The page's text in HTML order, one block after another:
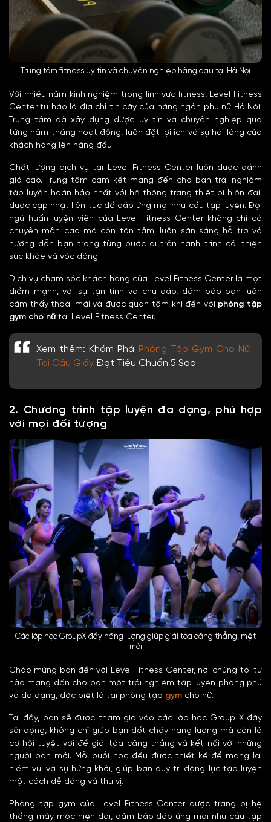
Trung tâm fitness uy tín và chuyên nghiệp hàng đầu tại Hà Nội
Với nhiều năm kinh nghiệm trong lĩnh vực fitness, Level Fitness
Center tự hào là địa chỉ tin cậy của hàng ngàn phụ nữ Hà Nội.
Trung tâm đã xây dựng được uy tín và chuyên nghiệp qua
từng năm tháng hoạt động, luôn đặt lợi ích và sự hài lòng của
khách hàng lên hàng đầu.
Chất lượng dịch vụ tại Level Fitness Center luôn được đánh
giá cao. Trung tâm cam kết mang đến cho bạn trải nghiệm
tập luyện hoàn hảo nhất với hệ thống trang thiết bị hiện đại,
được cập nhật liên tục để đáp ứng mọi nhu cầu tập luyện. Đội
ngũ huấn luyện viên của Level Fitness Center không chỉ có
chuyên môn cao mà còn tận tâm, luôn sẵn sàng hỗ trợ và
hướng dẫn bạn trong từng bước đi trên hành trình cải thiện
sức khỏe và vóc dáng.
Dịch vụ chăm sóc khách hàng của Level Fitness Center là một
điểm mạnh, với sự tận tình và chu đáo, đảm bảo bạn luôn
cảm thấy thoải mái và được quan tâm khi đến với phòng tập
gym cho nữtại Level Fitness Center.
Xem thêm: Khám Phá Phòng Tập Gym Cho Nữ
Tại Cầu Giấy Đạt Tiêu Chuẩn 5 Sao
2. Chương trình tập luyện đa dạng, phù hợp
với mọi đối tượng
Các lớp học GroupX đầy năng lượng giúp giải tỏa căng thẳng, mệt
mỏi
Chào mừng bạn đến với Level Fitness Center, nơi chúng tôi tự
hào mang đến cho bạn một trải nghiệm tập luyện phong phú
và đa dạng, đặc biệt là tại phòng tập gym cho nữ.
Tại đây, bạn sẽ được tham gia vào các lớp học Group X đầy
sôi động, không chỉ giúp bạn đốt cháy năng lượng mà còn là
cơ hội tuyệt vời để giải tỏa căng thẳng và kết nối với những
người bạn mới. Mỗi buổi học đều được thiết kế để mang lại
niềm vui và sự hứng khởi, giúp bạn duy trì động lực tập luyện
một cách dễ dàng và thú vị.
Phòng tập gym của Level Fitness Center được trang bị hệ
thống máy móc hiện đại, đảm bảo đáp ứng mọi nhu cầu tập